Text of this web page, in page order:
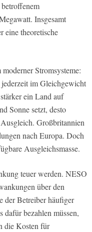
Insgesamt
eine theoretische
Stromsysteme:
im Gleichgewicht
ein Land auf
Sonne setzt, desto
Großbritannien
nach Europa. Doch
Ausgleichsmasse.
teuer werden. NESO
über den
der Betreiber häufiger
dafür bezahlen müssen,
die Kosten für